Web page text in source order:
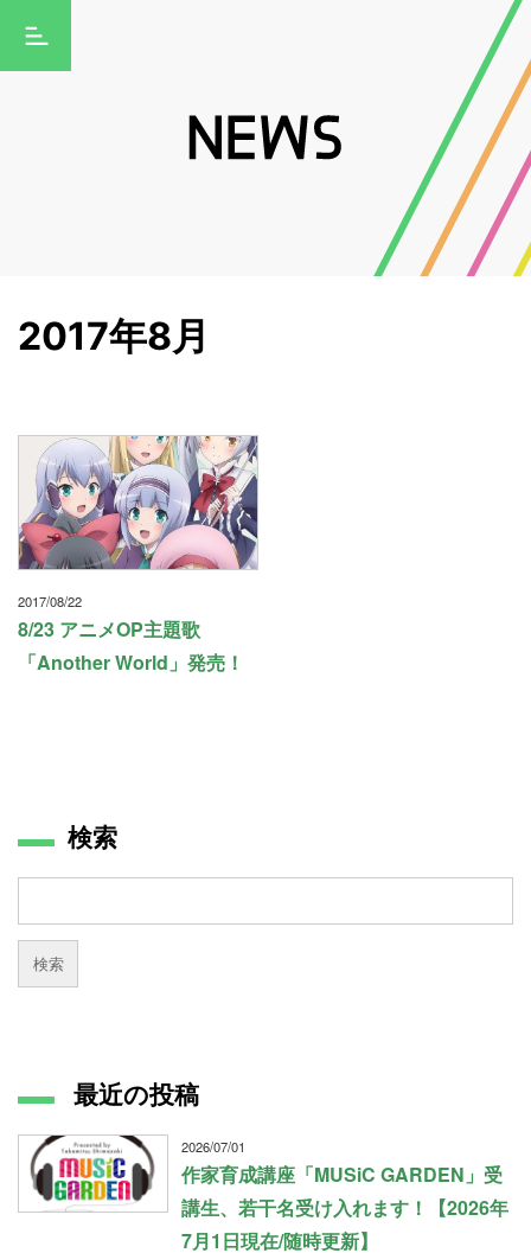
2017年8月
2017/08/22
8/23 アニメOP主題歌
「Another World」発売！
検索
最近の投稿
2026/07/01
作家育成講座「MUSiC GARDEN」受
講生、若干名受け入れます！【2026年
7月1日現在/随時更新】